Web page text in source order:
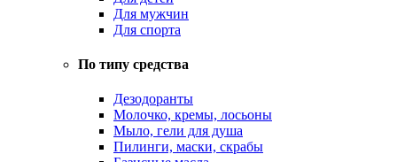
Для мужчин
Для спорта
По типу средства
Дезодоранты
Молочко, кремы, лосьоны
Мыло, гели для душа
Пилинги, маски, скрабы